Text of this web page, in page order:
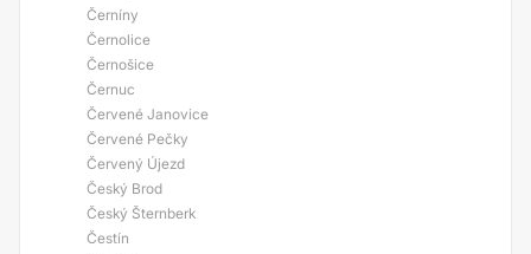
Černíny
Černolice
Černošice
Černuc
Červené Janovice
Červené Pečky
Červený Újezd
Český Brod
Český Šternberk
Čestín